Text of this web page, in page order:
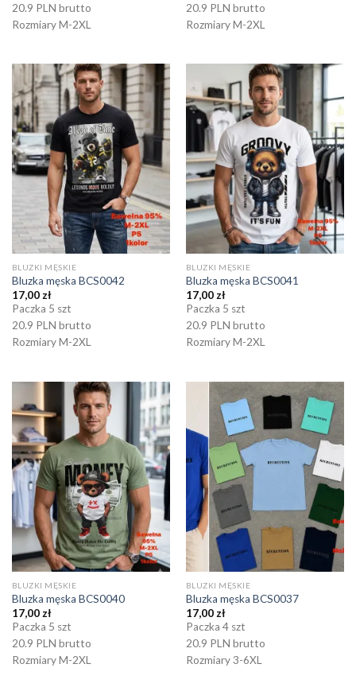
20.9 PLN brutto
Rozmiary M-2XL
20.9 PLN brutto
Rozmiary M-2XL
BLUZKI MĘSKIE
Bluzka męska BCS0042
17,00zł
Paczka 5 szt
20.9 PLN brutto
Rozmiary M-2XL
BLUZKI MĘSKIE
Bluzka męska BCS0041
17,00zł
Paczka 5 szt
20.9 PLN brutto
Rozmiary M-2XL
BLUZKI MĘSKIE
Bluzka męska BCS0040
17,00zł
Paczka 5 szt
20.9 PLN brutto
Rozmiary M-2XL
BLUZKI MĘSKIE
Bluzka męska BCS0037
17,00zł
Paczka 4 szt
20.9 PLN brutto
Rozmiary 3-6XL